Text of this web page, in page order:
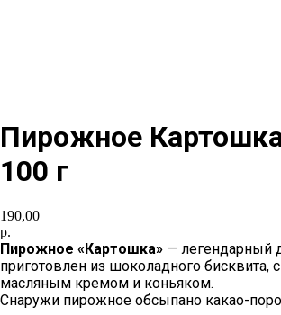
Пирожное
100 г
190,00
р.
Пирожное «Картошка» — легендарный
приготовлен из шоколадного бисквита,
масляным кремом и коньяком.
Снаружи пирожное обсыпано какао-